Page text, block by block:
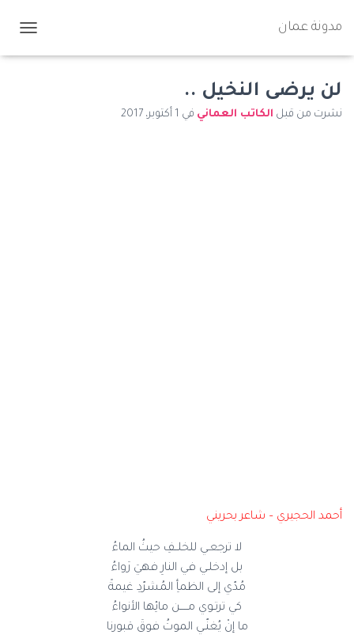
مدونة عمان
ب
لن يرضى النخيل ..
نشرت من قبل الكاتب العماني في 1 أكتوبر، 2017
أحمد الحجيري – شاعر بحريني
لا ترجعـي للخلــفِ حيثُ الماءُ
بل إدخلـي في النارِ فهيَ رَواءُ
مُدّي إلى الظمأِ المُشرّدِ غيمةً
كي ترتـوي مـــــن مائِها الأنواءُ
ما إنْ يُغنّـي الموتُ فوقَ قبورنا